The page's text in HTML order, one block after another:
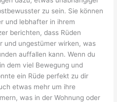
zu sein. Sie können
und lebhafter in ihrem
berichten, dass Rüden
und ungestümer wirken, was
auffallen kann. Wenn du
dem viel Bewegung und
ein Rüde perfekt zu dir
etwas mehr um ihre
was in der Wohnung oder